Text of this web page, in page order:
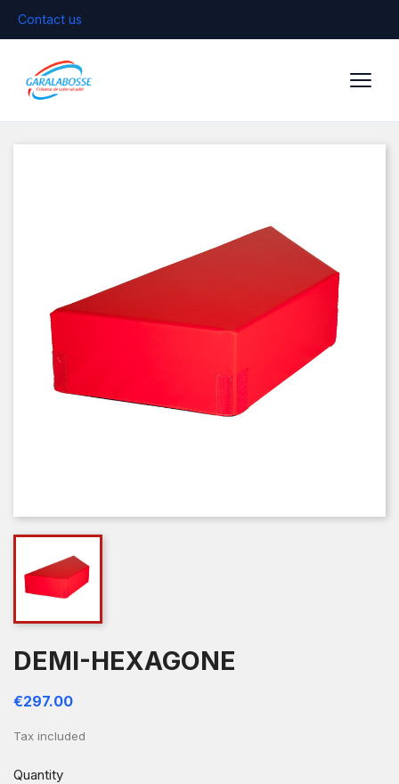
Contact us
DEMI-HEXAGONE
€297.00
Tax included
Quantity